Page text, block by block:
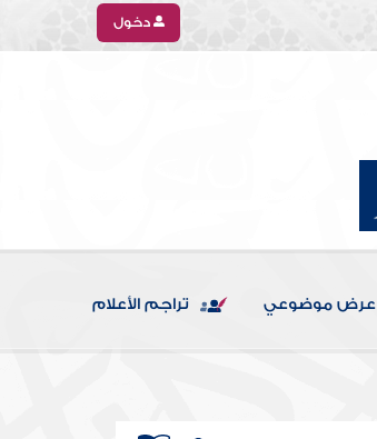
دخول
عرض موضوعي تراجم الأعلام